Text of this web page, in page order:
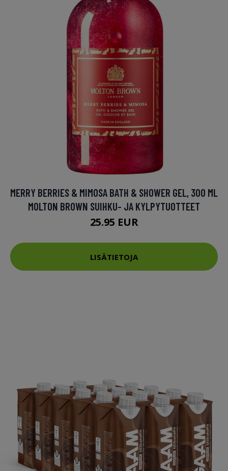
MERRY BERRIES & MIMOSA BATH & SHOWER GEL, 300 ML
MOLTON BROWN SUIHKU- JA KYLPYTUOTTEET
25.95 EUR
LISÄTIETOJA